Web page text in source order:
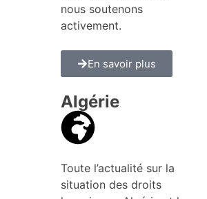
nous soutenons
activement.
En savoir plus
Algérie
Toute l’actualité sur la
situation des droits